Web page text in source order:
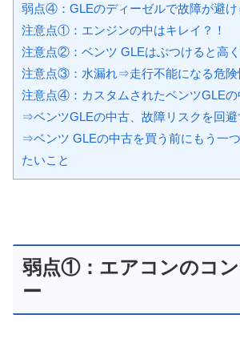
弱点④：GLEのディーゼルで故障が避け
注意点①：エンジンの中はキレイ？！
注意点②：ベンツ GLEはぶつけると高く
注意点③：水漏れ⇒走行不能になる危険
注意点④：カスタムされたベンツGLEの
⇒ベンツGLEの中古、故障リスクを回避
⇒ベンツ GLEの中古を買う前にもう一
たいこと
弱点①：エアコンのコ
ー